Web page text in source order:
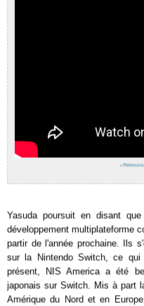
›
Yasuda poursuit en disant
développement multiplateforme
partir de l'année prochaine. Ils
sur la Nintendo Switch, ce qui
présent, NIS America a été
japonais sur Switch. Mis à part
Amérique du Nord et en